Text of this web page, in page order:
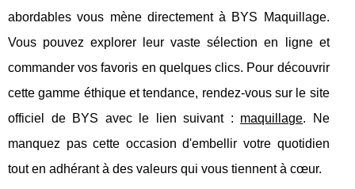
abordables vous mène directement à BYS Maquillage.
Vous pouvez explorer leur vaste sélection en ligne et
commander vos favoris en quelques clics. Pour découvrir
cette gamme éthique et tendance, rendez-vous sur le site
officiel de BYS avec le lien suivant : maquillage. Ne
manquez pas cette occasion d'embellir votre quotidien
tout en adhérant à des valeurs qui vous tiennent à cœur.